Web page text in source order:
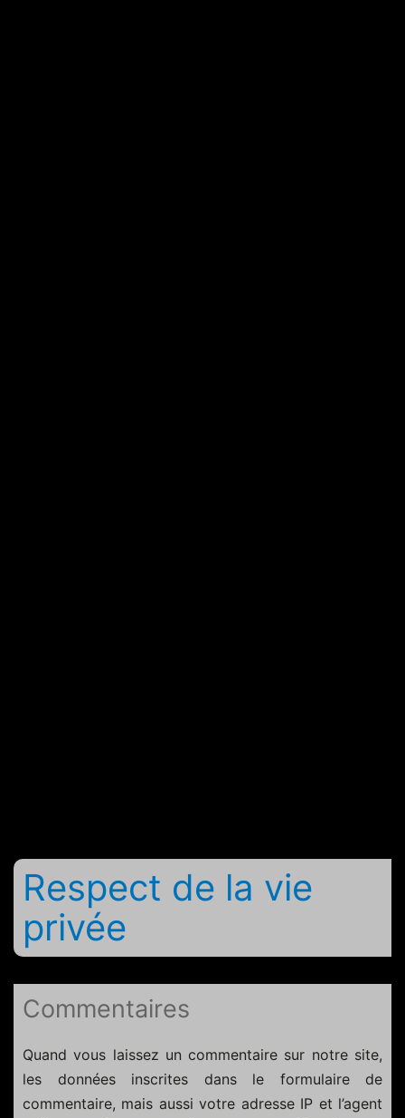
Respect de la vie
privée
Commentaires
Quand vous laissez un commentaire sur notre site,
les données inscrites dans le formulaire de
commentaire, mais aussi votre adresse IP et l’agent